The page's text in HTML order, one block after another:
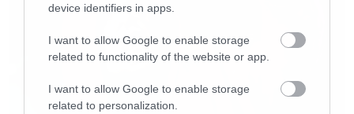
device identifiers in apps.
I want to allow Google to enable storage
related to functionality of the website or app.
I want to allow Google to enable storage
related to personalization.